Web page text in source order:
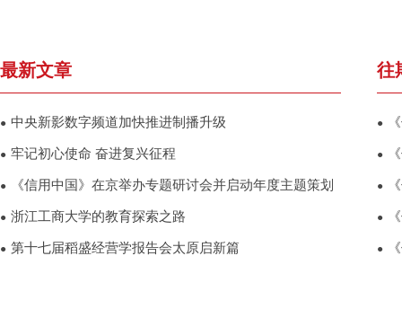
最新文章
● 中央新影数字频道加快推进制播升级
● 牢记初心使命 奋进复兴征程
● 《信用中国》在京举办专题研讨会并启动年度主题策划
● 浙江工商大学的教育探索之路
● 第十七届稻盛经营学报告会太原启新篇
往
●
●
●
●
●